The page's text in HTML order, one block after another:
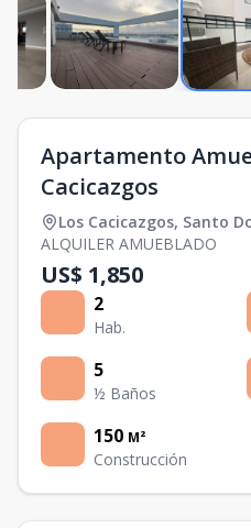
Apartamento
Cacicazgos
Los Cacicazgos, Santo
ALQUILER AMUEBLADO
US$ 1,850
2
Hab.
5
½ Baños
150 M²
Construcción